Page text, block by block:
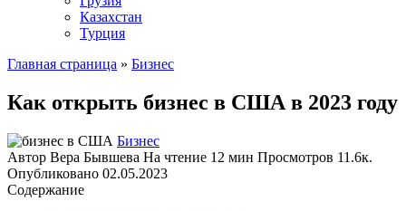
Казахстан
Турция
Главная страница » Бизнес
Как открыть бизнес в США в 2023 году
Бизнес
Автор Вера Бывшева На чтение 12 мин Просмотров 11.6к.
Опубликовано 02.05.2023
Содержание